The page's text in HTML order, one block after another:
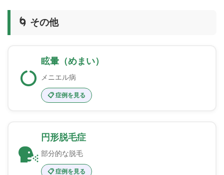
🌀 その他
眩暈（めまい）
メニエル病
📋 症例を見る
円形脱毛症
部分的な脱毛
📋 症例を見る